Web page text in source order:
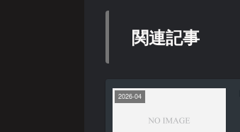
関連記事
2026-04